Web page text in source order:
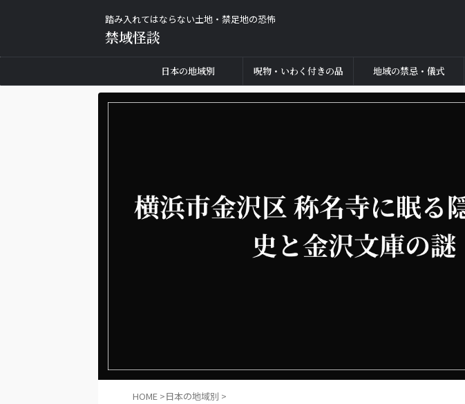
踏み入れてはならない土地・禁足地の恐怖
禁域怪談
日本の地域別 呪物・いわく付きの品 地域の禁忌・儀式
HOME >日本の地域別 >